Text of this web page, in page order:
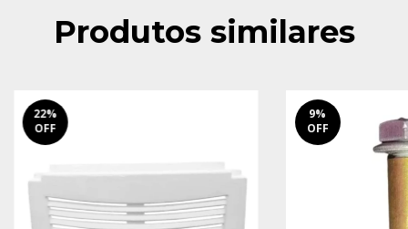
Produtos similares
22%
OFF
9%
OFF